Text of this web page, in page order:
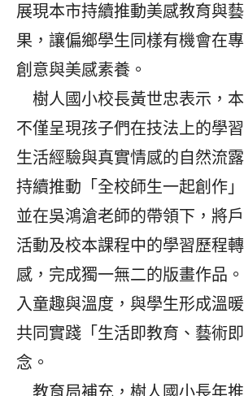
展現本市持續推動美感教育與
果，讓偏鄉學生同樣有機會在
創意與美感素養。
樹人國小校長黃世忠表示，
不僅呈現孩子們在技法上的學
生活經驗與真實情感的自然流
持續推動「全校師生一起創作
並在吳鴻滄老師的帶領下，將
活動及校本課程中的學習歷程
感，完成獨一無二的版畫作品
入童趣與溫度，與學生形成溫
共同實踐「生活即教育、藝術
念。
教育局補充，樹人國小長年推